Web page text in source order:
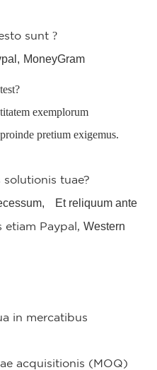
sunt ?
MoneyGram
exemplorum
pretium exigemus.
solutionis tuae?
Et reliquum ante
etiam Paypal, Western
in mercatibus
acquisitionis (MOQ)